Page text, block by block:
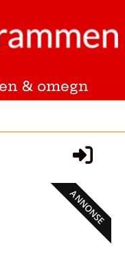
& omegn
ANNONSE